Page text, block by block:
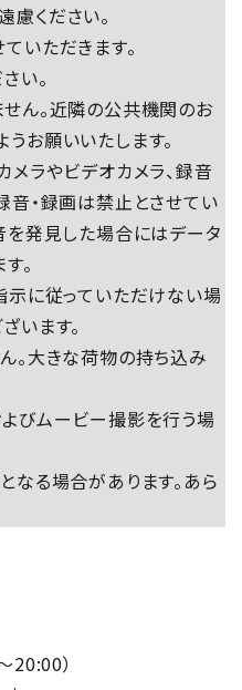
ください。
いただきます。
い。
ん。近隣の公共機関のお
お願いいたします。
メラやビデオカメラ、録音
音・録画は禁止とさせてい
を発見した場合にはデータ
。
示に従っていただけない場
います。
。大きな荷物の持ち込み
びムービー撮影を行う場
なる場合があります。あら
）